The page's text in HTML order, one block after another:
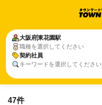
大阪府東花園駅
職種を選択してください
契約社員
キーワードを選択してください
47件